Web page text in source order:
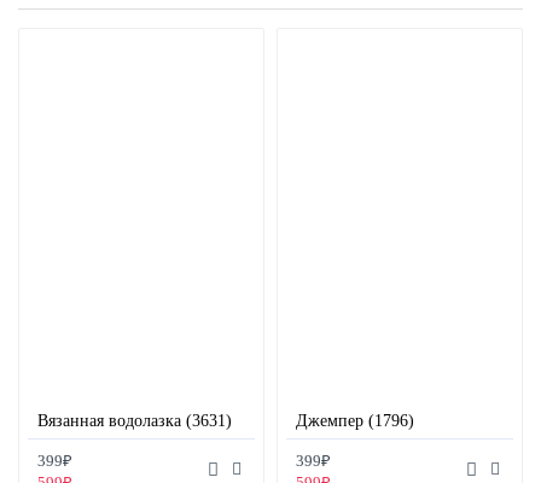
Вязанная водолазка (3631)
399₽
Джемпер (1796)
399₽